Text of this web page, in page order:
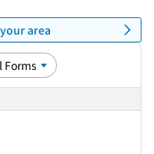
area